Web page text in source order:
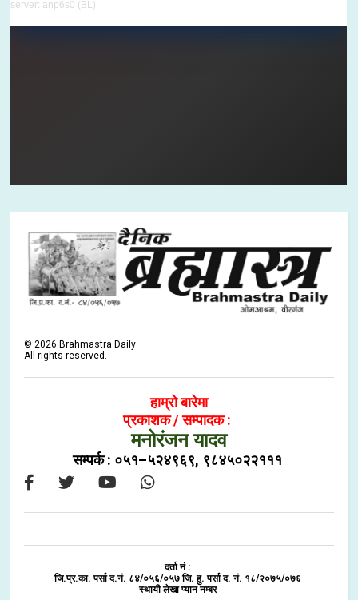
©2026 Brahmastra Daily
All rights reserved.
हाम्रो बारेमा
प्रकाशक / सम्पादक :
मनोरंजन यादव
सम्पर्क : ०५१–५२४९६९, ९८४५०२२१११
दर्ता नं :
जि.प्र.का. पर्सा द.नं. ८४/०५६/०५७ जि. हु. पर्सा द. नं. १८/२०७५/०७६
स्थायी लेखा प्यान नम्बर